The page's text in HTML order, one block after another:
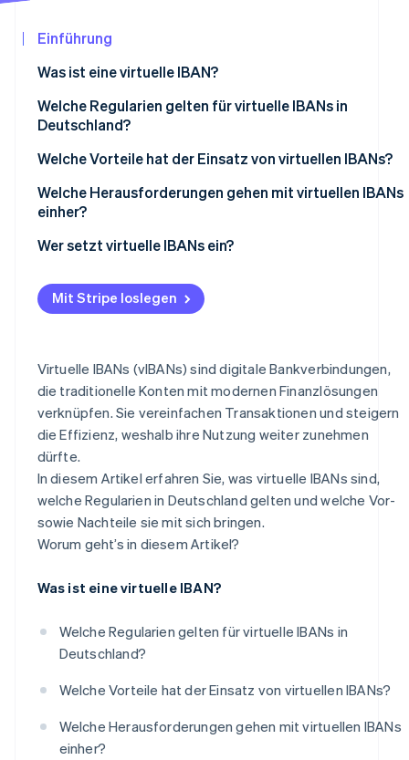
Atlas
Start-up-Gründung
Climate
Identity
Stripe-Sessions 2026
Stripe App-Marktplatz
Einführung
Was ist eine virtuelle IBAN?
Welche Regularien gelten für virtuelle IBANs in
Deutschland?
Welche Vorteile hat der Einsatz von virtuellen IBANs?
Mehr Effizienz
Hohe Sicherheit
Welche Herausforderungen gehen mit virtuellen IBANs
einher?
Regulatorische Anforderungen
Kostenstruktur
So kann Stripe Sie unterstützen
Wer setzt virtuelle IBANs ein?
Mit Stripe loslegen
Virtuelle IBANs (vIBANs) sind digitale Bankverbindungen,
die traditionelle Konten mit modernen Finanzlösungen
verknüpfen. Sie vereinfachen Transaktionen und steigern
die Effizienz, weshalb ihre Nutzung weiter zunehmen
dürfte.
In diesem Artikel erfahren Sie, was virtuelle IBANs sind,
welche Regularien in Deutschland gelten und welche Vor-
sowie Nachteile sie mit sich bringen.
Worum geht’s in diesem Artikel?
Was ist eine virtuelle IBAN?
Welche Regularien gelten für virtuelle IBANs in
Deutschland?
Welche Vorteile hat der Einsatz von virtuellen IBANs?
Welche Herausforderungen gehen mit virtuellen IBANs
einher?